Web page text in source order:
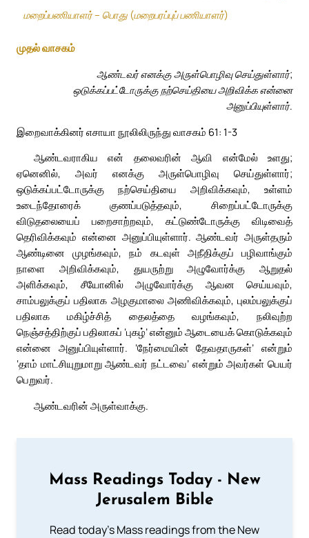
மறைப்பணியாளர் – பொது (மறைபரப்புப் பணியாளர்)
முதல் வாசகம்
ஆண்டவர் எனக்கு அருள்பொழிவு செய்துள்ளார்;
ஒடுக்கப்பட்டோருக்கு நற்செய்தியை அறிவிக்க என்னை
அனுப்பியுள்ளார்.
இறைவாக்கினர் எசாயா நூலிலிருந்து வாசகம் 61: 1-3
ஆண்டவராகிய என் தலைவரின் ஆவி என்மேல் உளது;
ஏனெனில், அவர் எனக்கு அருள்பொழிவு செய்துள்ளார்;
ஒடுக்கப்பட்டோருக்கு நற்செய்தியை அறிவிக்கவும், உள்ளம்
உடைந்தோரைக் குணப்படுத்தவும், சிறைப்பட்டோருக்கு
விடுதலையைப் பறைசாற்றவும், கட்டுண்டோருக்கு விடிவைத்
தெரிவிக்கவும் என்னை அனுப்பியுள்ளார். ஆண்டவர் அருள்தரும்
ஆண்டினை முழங்கவும், நம் கடவுள் அநீதிக்குப் பழிவாங்கும்
நாளை அறிவிக்கவும், துயருற்று அழுவோர்க்கு ஆறுதல்
அளிக்கவும், சீயோனில் அழுவோர்க்கு ஆவன செய்யவும்,
சாம்பலுக்குப் பதிலாக அழகுமாலை அணிவிக்கவும், புலம்பலுக்குப்
பதிலாக மகிழ்ச்சித் தைலத்தை வழங்கவும், நலிவுற்ற
நெஞ்சத்திற்குப் பதிலாகப் ‘புகழ்’ என்னும் ஆடையைக் கொடுக்கவும்
என்னை அனுப்பியுள்ளார். ‘நேர்மையின் தேவதாருகள்’ என்றும்
‘தாம் மாட்சியுறுமாறு ஆண்டவர் நட்டவை’ என்றும் அவர்கள் பெயர்
பெறுவர்.
ஆண்டவரின் அருள்வாக்கு.
Mass Readings Today - New
Jerusalem Bible
Read today's Mass readings from the New